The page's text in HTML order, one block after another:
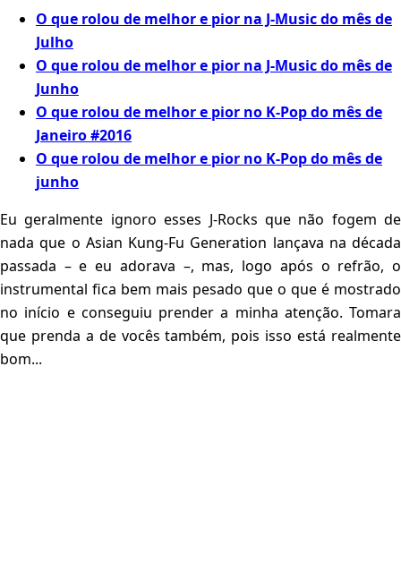
O que rolou de melhor e pior na J-Music do mês de
Julho
O que rolou de melhor e pior na J-Music do mês de
Junho
O que rolou de melhor e pior no K-Pop do mês de
Janeiro #2016
O que rolou de melhor e pior no K-Pop do mês de
junho
Eu geralmente ignoro esses J-Rocks que não fogem de
nada que o Asian Kung-Fu Generation lançava na década
passada – e eu adorava –, mas, logo após o refrão, o
instrumental fica bem mais pesado que o que é mostrado
no início e conseguiu prender a minha atenção. Tomara
que prenda a de vocês também, pois isso está realmente
bom...